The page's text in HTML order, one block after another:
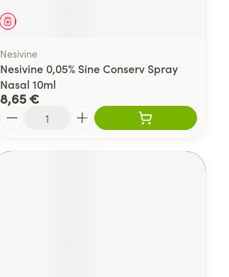
Médicament
Nesivine
Nesivine 0,05% Sine Conserv Spray
Nasal 10ml
8,65 €